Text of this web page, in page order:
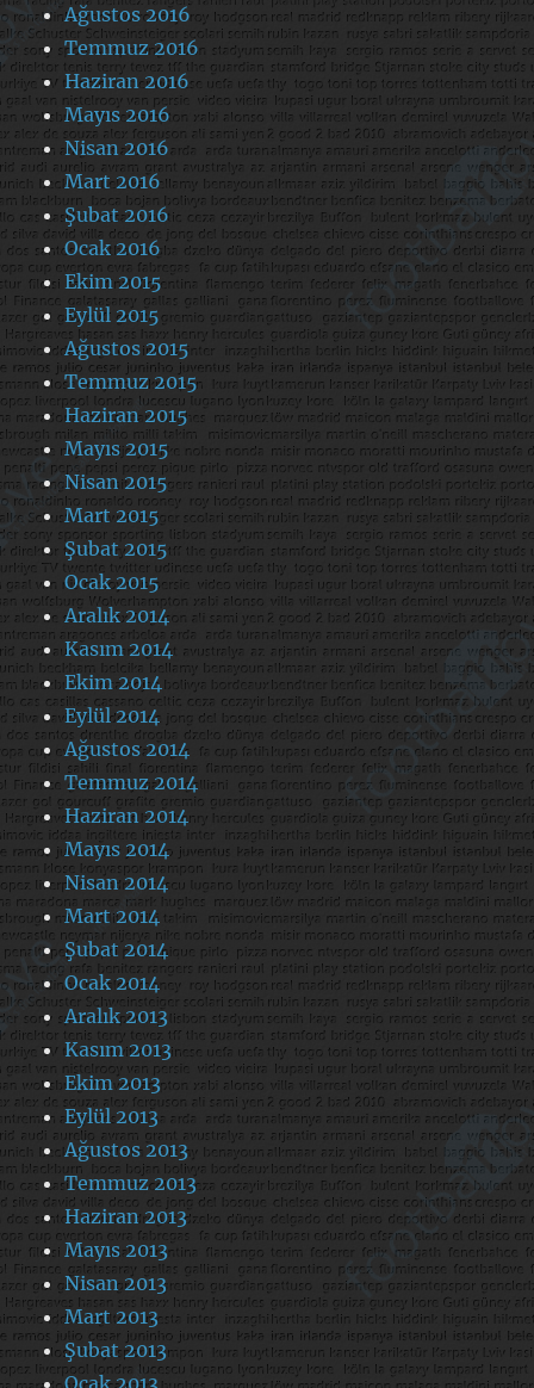
Ağustos 2016
Temmuz 2016
Haziran 2016
Mayıs 2016
Nisan 2016
Mart 2016
Şubat 2016
Ocak 2016
Ekim 2015
Eylül 2015
Ağustos 2015
Temmuz 2015
Haziran 2015
Mayıs 2015
Nisan 2015
Mart 2015
Şubat 2015
Ocak 2015
Aralık 2014
Kasım 2014
Ekim 2014
Eylül 2014
Ağustos 2014
Temmuz 2014
Haziran 2014
Mayıs 2014
Nisan 2014
Mart 2014
Şubat 2014
Ocak 2014
Aralık 2013
Kasım 2013
Ekim 2013
Eylül 2013
Ağustos 2013
Temmuz 2013
Haziran 2013
Mayıs 2013
Nisan 2013
Mart 2013
Şubat 2013
Ocak 2013